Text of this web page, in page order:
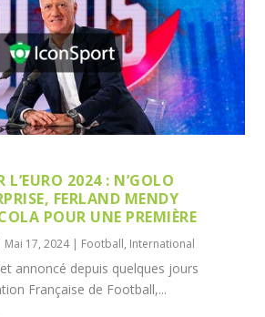
L’EURO 2024 : N’GOLO
FERLAND MENDY
POUR UNE PREMIÈRE
Mai 17, 2024| Football, International
annoncé depuis quelques jours
Française de Football,...